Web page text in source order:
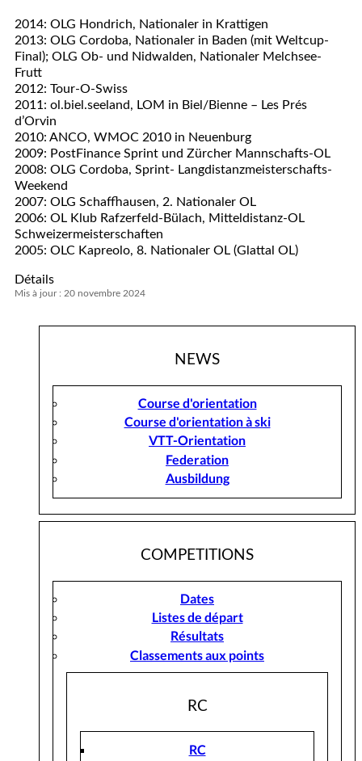
2014: OLG Hondrich, Nationaler in Krattigen
2013: OLG Cordoba, Nationaler in Baden (mit Weltcup-
Final); OLG Ob- und Nidwalden, Nationaler Melchsee-
Frutt
2012: Tour-O-Swiss
2011: ol.biel.seeland, LOM in Biel/Bienne – Les Prés
d’Orvin
2010: ANCO, WMOC 2010 in Neuenburg
2009: PostFinance Sprint und Zürcher Mannschafts-OL
2008: OLG Cordoba, Sprint- Langdistanzmeisterschafts-
Weekend
2007: OLG Schaffhausen, 2. Nationaler OL
2006: OL Klub Rafzerfeld-Bülach, Mitteldistanz-OL
Schweizermeisterschaften
2005: OLC Kapreolo, 8. Nationaler OL (Glattal OL)
Détails
Mis à jour : 20 novembre 2024
NEWS
Course d'orientation
Course d'orientation à ski
VTT-Orientation
Federation
Ausbildung
COMPETITIONS
Dates
Listes de départ
Résultats
Classements aux points
RC
RC